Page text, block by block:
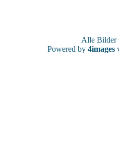
Alle
Powered by 4images